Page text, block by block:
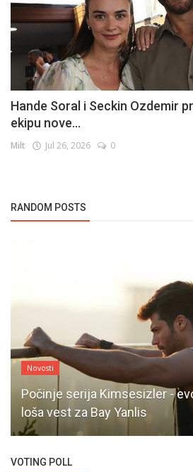
Hande Soral i Seckin Ozdemir
ekipu nove...
Milt Jul 26, 2026 0
RANDOM POSTS
Novosti
Počinje serija Kimsesizler -
loša vest za Bay Yanlis
VOTING POLL